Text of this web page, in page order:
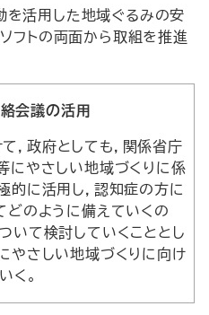
を活用した地域ぐるみの安
フトの両面から取組を推進
会議の活用
，政府としても，関係省庁
にやさしい地域づくりに係
的に活用し，認知症の方に
どのように備えていくの
いて検討していくこととし
やさしい地域づくりに向け
く。